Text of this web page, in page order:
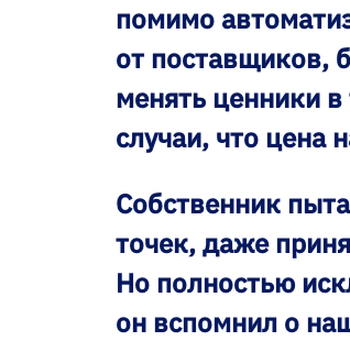
помимо
от поставщиков,
менять ценники
случаи, что цена
Собственник
точек, даже
Но полностью
он вспомнил о